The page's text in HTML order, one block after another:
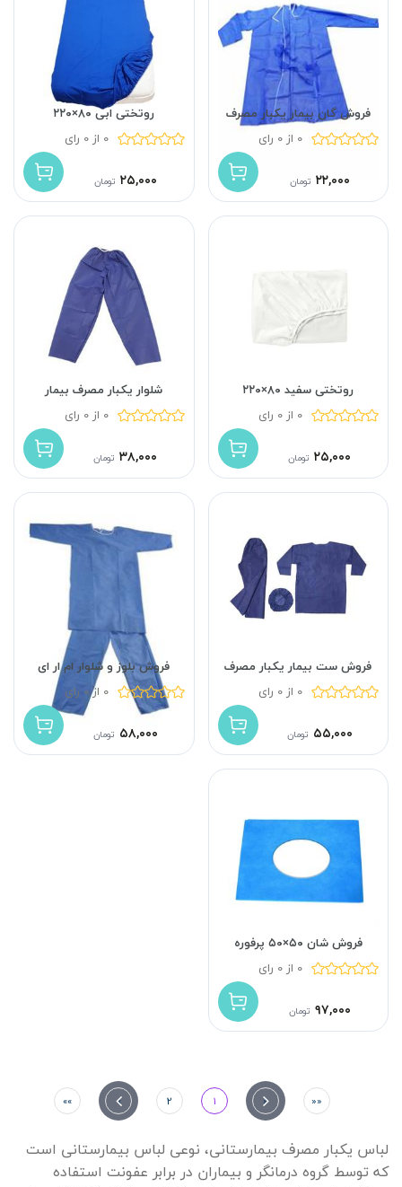
فروش گان بیمار یکبار مصرف
0 از 0 رای
۲۲,۰۰۰ تومان
روتختی ابی ۸۰×۲۲۰
0 از 0 رای
۲۵,۰۰۰ تومان
روتختی سفید ۸۰×۲۲۰
0 از 0 رای
۲۵,۰۰۰ تومان
شلوار یکبار مصرف بیمار
0 از 0 رای
۳۸,۰۰۰ تومان
فروش ست بیمار یکبار مصرف
0 از 0 رای
۵۵,۰۰۰ تومان
فروش بلوز و شلوار ام ار ای
0 از 0 رای
۵۸,۰۰۰ تومان
فروش شان ۵۰×۵۰ پرفوره
0 از 0 رای
۹۷,۰۰۰ تومان
««
«
1
2
»
»»
لباس یکبار مصرف بیمارستانی، نوعی لباس بیمارستانی است
که توسط گروه درمانگر و بیماران در برابر عفونت استفاده